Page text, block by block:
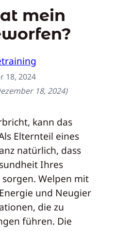
mein
18, 2024
18, 2024)
kann das
Elternteil eines
natürlich, dass
Ihres
Welpen mit
und Neugier
die zu
führen. Die